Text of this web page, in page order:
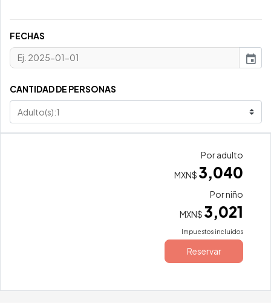
FECHAS
event
CANTIDAD DE PERSONAS
Por adulto
MXN$ 3,040
Por niño
MXN$ 3,021
Impuestos incluidos
Reservar